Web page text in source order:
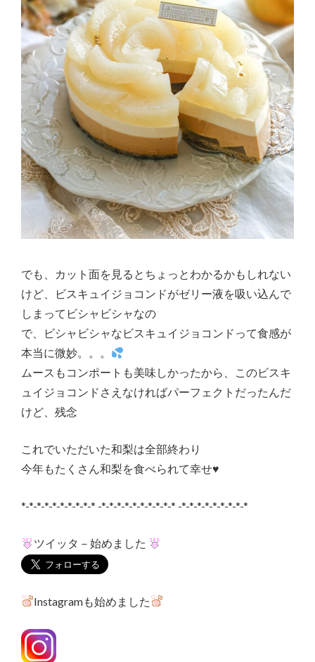
でも、カット面を見るとちょっとわかるかもしれない
けど、ビスキュイジョコンドがゼリー液を吸い込んで
しまってビシャビシャなの
で、ビシャビシャなビスキュイジョコンドって食感が
本当に微妙。。。
ムースもコンポートも美味しかったから、このビスキ
ュイジョコンドさえなければパーフェクトだったんだ
けど、残念
これでいただいた和梨は全部終わり
今年もたくさん和梨を食べられて幸せ♥
*-*-*-*-*-*-*-*-*-* -*-*-*-*-*-*-*-*-*-* -*-*-*-*-*-*-*-*-*
ツイッタ－始めました
Instagramも始めました